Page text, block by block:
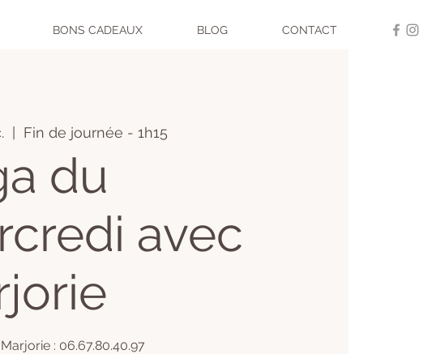
BONS CADEAUX BLOG CONTACT
  |
Fin de journée - 1h15
du
avec
: 06.67.80.40.97